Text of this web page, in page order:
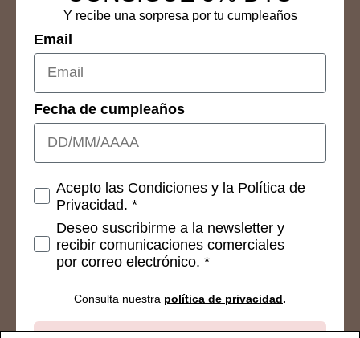
Y recibe una sorpresa por tu cumpleaños
Email
Fecha de cumpleaños
Consetimientos
Acepto las Condiciones y la Política de
Privacidad. *
Deseo suscribirme a la newsletter y
recibir comunicaciones comerciales
por correo electrónico. *
Consulta nuestra política de privacidad.